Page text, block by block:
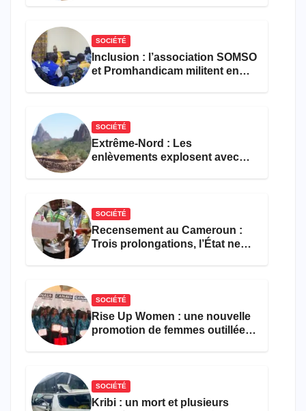
SOCIÉTÉ
Inclusion : l’association SOMSO
et Promhandicam militent en
SOCIÉTÉ
Extrême-Nord : Les
enlèvements explosent avec
SOCIÉTÉ
Recensement au Cameroun :
Trois prolongations, l’État ne
SOCIÉTÉ
Rise Up Women : une nouvelle
promotion de femmes outillées
SOCIÉTÉ
Kribi : un mort et plusieurs